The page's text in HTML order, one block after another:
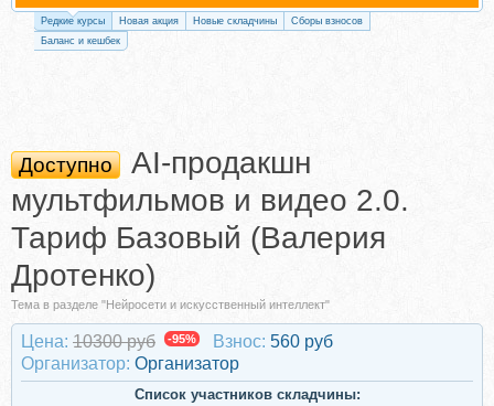
Редкие курсы Новая акция Новые складчины
Сборы взносов
Баланс и кешбек
Доступно
AI-продакшн
мультфильмов и видео 2.0.
Тариф Базовый (Валерия
Дротенко)
Тема в разделе "Нейросети и искусственный интеллект"
Цена: 10300 руб -95% Взнос: 560 руб
Организатор: Организатор
Список участников складчины: